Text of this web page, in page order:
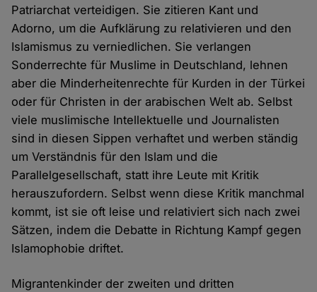
Patriarchat verteidigen. Sie zitieren Kant und
Adorno, um die Aufklärung zu relativieren und den
Islamismus zu verniedlichen. Sie verlangen
Sonderrechte für Muslime in Deutschland, lehnen
aber die Minderheitenrechte für Kurden in der Türkei
oder für Christen in der arabischen Welt ab. Selbst
viele muslimische Intellektuelle und Journalisten
sind in diesen Sippen verhaftet und werben ständig
um Verständnis für den Islam und die
Parallelgesellschaft, statt ihre Leute mit Kritik
herauszufordern. Selbst wenn diese Kritik manchmal
kommt, ist sie oft leise und relativiert sich nach zwei
Sätzen, indem die Debatte in Richtung Kampf gegen
Islamophobie driftet.
Migrantenkinder der zweiten und dritten